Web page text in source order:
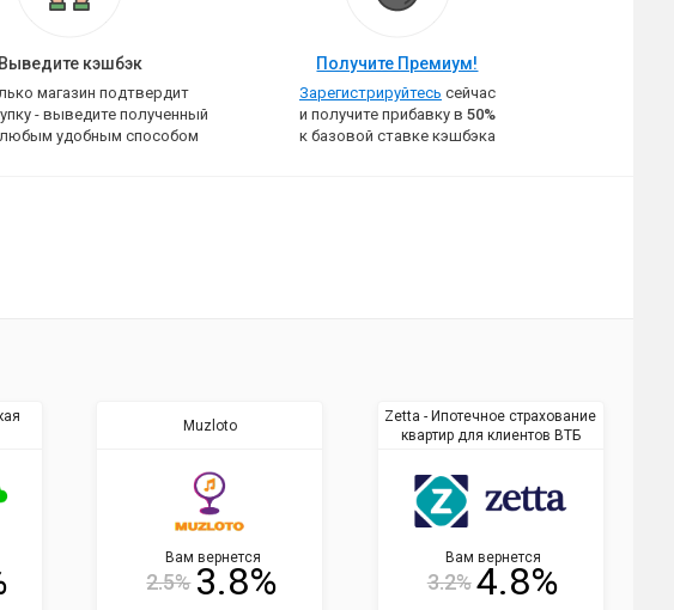
Выведите кэшбэк
магазин подтвердит
- выведите полученный
удобным способом
Получите Премиум!
Зарегистрируйтесь сейчас
и получите прибавку в 50%
к базовой ставке кэшбэка
Muzloto
Вам вернется
2.5% 3.8%
Zetta - Ипотечное страхование
квартир для клиентов ВТБ
Вам вернется
3.2% 4.8%